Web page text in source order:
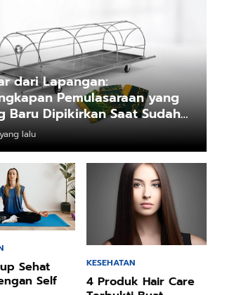
dari Lapangan:
Pemulasaraan yang
Baru Dipikirkan Saat Sudah
lalu
Sehat
Self
KESEHATAN
4 Produk Hair Care